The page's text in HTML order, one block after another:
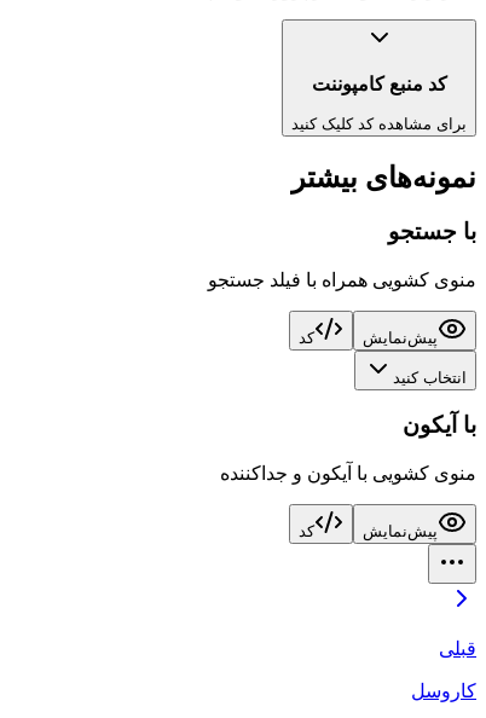
کد منبع کامپوننت
برای مشاهده کد کلیک کنید
نمونه‌های بیشتر
با جستجو
منوی کشویی همراه با فیلد جستجو
پیش‌نمایش کد
انتخاب کنید
با آیکون
منوی کشویی با آیکون و جداکننده
پیش‌نمایش کد
قبلی
کاروسل